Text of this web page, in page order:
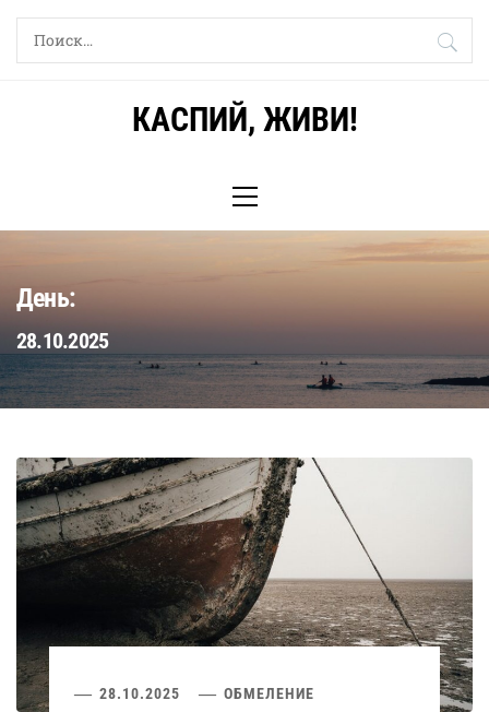
Skip
Найти:
КАСПИЙ, ЖИВИ!
Menu
День:
28.10.2025
28.10.2025 ОБМЕЛЕНИЕ